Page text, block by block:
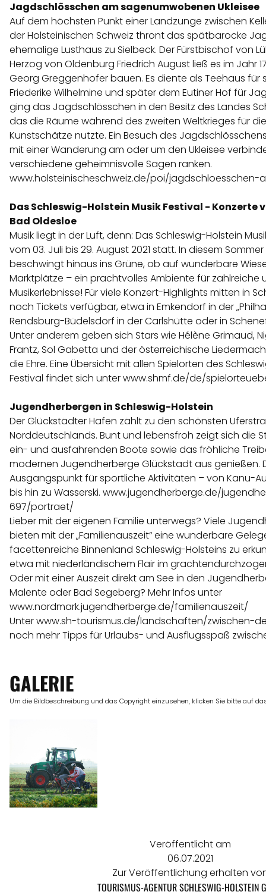
Jagdschlösschen am sagenumwobenen Ukleisee
Auf dem höchsten Punkt einer Landzunge zwischen
der Holsteinischen Schweiz thront das spätbarocke
ehemalige Lusthaus zu Sielbeck. Der Fürstbischof von
Herzog von Oldenburg Friedrich August ließ es im Jahr
Georg Greggenhofer bauen. Es diente als Teehaus für
Friederike Wilhelmine und später dem Eutiner Hof für
ging das Jagdschlösschen in den Besitz des Landes
das die Räume während des zweiten Weltkrieges für
Kunstschätze nutzte. Ein Besuch des
mit einer Wanderung am oder um den Ukleisee
verschiedene geheimnisvolle Sagen ranken.
www.holsteinischeschweiz.de/poi/jagdschloesschen-
Das Schleswig-Holstein Musik Festival - Konzerte
Bad Oldesloe
Musik liegt in der Luft, denn: Das Schleswig-Holstein
vom 03. Juli bis 29. August 2021 statt. In diesem Sommer
beschwingt hinaus ins Grüne, ob auf wunderbare
Marktplätze – ein prachtvolles Ambiente für zahlreiche
Musikerlebnisse! Für viele Konzert-Highlights mitten in
noch Tickets verfügbar, etwa in Emkendorf in der
Rendsburg-Büdelsdorf in der Carlshütte oder in
Unter anderem geben sich Stars wie Hélène Grimaud,
Frantz, Sol Gabetta und der österreichische
die Ehre. Eine Übersicht mit allen Spielorten des
Festival findet sich unterwww.shmf.de/de/
Jugendherbergen in Schleswig-Holstein
Der Glückstädter Hafen zählt zu den schönsten
Norddeutschlands. Bunt und lebensfroh zeigt sich die
ein- und ausfahrenden Boote sowie das fröhliche
modernen Jugendherberge Glückstadt aus genießen.
Ausgangspunkt für sportliche Aktivitäten – von Kanu-
bis hin zu Wasserski. www.jugendherberge.de/
697/portraet/
Lieber mit der eigenen Familie unterwegs? Viele
bieten mit der „Familienauszeit“ eine wunderbare
facettenreiche Binnenland Schleswig-Holsteins zu
etwa mit niederländischem Flair im
Oder mit einer Auszeit direkt am See in den
Malente oder Bad Segeberg? Mehr Infos unter
www.nordmark.jugendherberge.de/familienauszeit/
Unterwww.sh-tourismus.de/landschaften/zwischen-
noch mehr Tipps für Urlaubs- und Ausflugsspaß
GALERIE
Um die Bildbeschreibung und das Copyright einzusehen, klicken Sie bitte auf
Veröffentlicht am
06.07.2021
Zur Veröffentlichung erhalten
TOURISMUS-AGENTUR SCHLESWIG-HOLSTEIN